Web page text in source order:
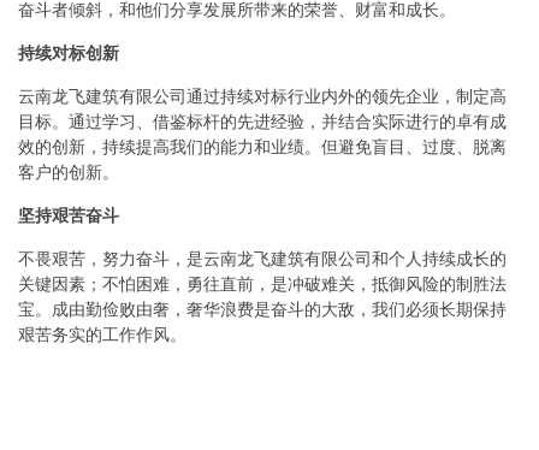
奋斗者倾斜，和他们分享发展所带来的荣誉、财富和成长。
持续对标创新
云南龙飞建筑有限公司通过持续对标行业内外的领先企业，制定高
目标。通过学习、借鉴标杆的先进经验，并结合实际进行的卓有成
效的创新，持续提高我们的能力和业绩。但避免盲目、过度、脱离
客户的创新。
坚持艰苦奋斗
不畏艰苦，努力奋斗，是云南龙飞建筑有限公司和个人持续成长的
关键因素；不怕困难，勇往直前，是冲破难关，抵御风险的制胜法
宝。成由勤俭败由奢，奢华浪费是奋斗的大敌，我们必须长期保持
艰苦务实的工作作风。